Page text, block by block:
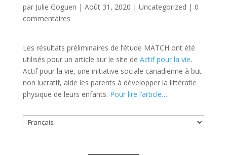
par Julie Goguen | Août 31, 2020 | Uncategorized | 0
commentaires
Les résultats préliminaires de l’étude MATCH ont été
utilisés pour un article sur le site de Actif pour la vie.
Actif pour la vie, une initiative sociale canadienne à but
non lucratif, aide les parents à développer la littératie
physique de leurs enfants. Pour lire l’article…
Choisir
une